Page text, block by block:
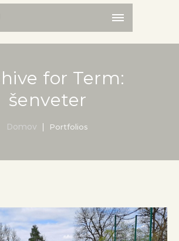
for Term:
šenveter
Domov Portfolios